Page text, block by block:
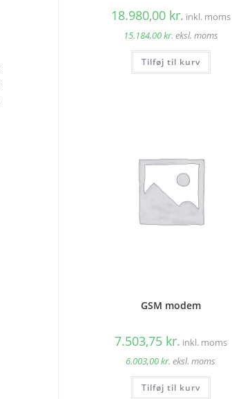
18.980,00 kr. inkl. moms
15.184,00kr. eksl. moms
Tilføj til kurv
GSM modem
7.503,75 kr. inkl. moms
6.003,00kr. eksl. moms
Tilføj til kurv